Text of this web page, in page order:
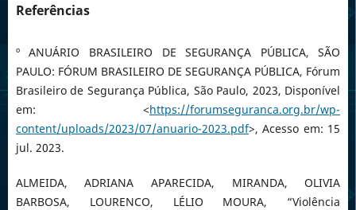
Referências
º ANUÁRIO BRASILEIRO DE SEGURANÇA PÚBLICA, SÃO
PAULO: FÓRUM BRASILEIRO DE SEGURANÇA PÚBLICA, Fórum
Brasileiro de Segurança Pública, São Paulo, 2023, Disponível
em: <https://forumseguranca.org.br/wp-
content/uploads/2023/07/anuario-2023.pdf>, Acesso em: 15
jul. 2023.
ALMEIDA, ADRIANA APARECIDA, MIRANDA, OLIVIA
BARBOSA, LOURENCO, LÉLIO MOURA, “Violência